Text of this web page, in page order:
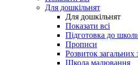
Для дошкільнят
Для дошкільнят
Показати всі
Підготовка до
Прописи
Розвиток загальних
Школа малювання